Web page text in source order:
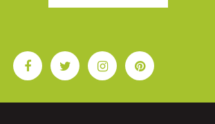
FacebookTwitterInstagramPinterest